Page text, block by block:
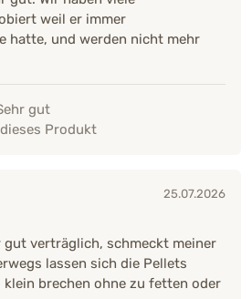
weil er immer
hatte, und werden nicht mehr
gut
Produkt
25.07.2026
gut verträglich, schmeckt meiner
lassen sich die Pellets
brechen ohne zu fetten oder